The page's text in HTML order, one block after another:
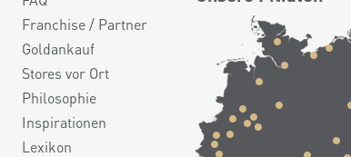
Franchise / Partner
Goldankauf
Stores vor Ort
Philosophie
Inspirationen
Lexikon